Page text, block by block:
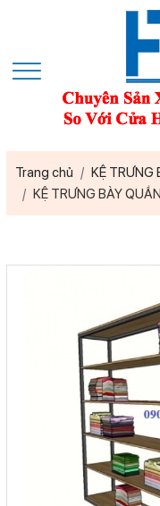
Trang chủ
KỆ TRƯNG
KỆ TRƯNG BÀY